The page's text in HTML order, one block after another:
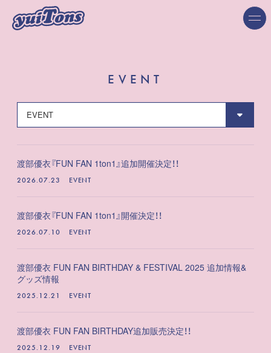
EVENT
渡部優衣『FUN FAN 1ton1』追加開催決定！！
2026.07.23 EVENT
渡部優衣『FUN FAN 1ton1』開催決定！！
2026.07.10 EVENT
渡部優衣 FUN FAN BIRTHDAY & FESTIVAL 2025 追加情報&
グッズ情報
2025.12.21 EVENT
渡部優衣 FUN FAN BIRTHDAY追加販売決定！！
2025.12.19 EVENT